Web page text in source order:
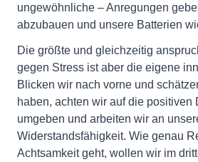
ungewöhnliche – Anregungen
abzubauen und unsere Batterien
Die größte und gleichzeitig
gegen Stress ist aber die eigene
Blicken wir nach vorne und
haben, achten wir auf die positiven
umgeben und arbeiten wir an
Widerstandsfähigkeit. Wie genau
Achtsamkeit geht, wollen wir im